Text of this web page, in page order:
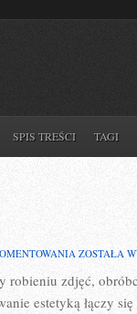
SPIS TREŚCI TAGI
ZOSTAŁA
zdjęć,
estetyką łączy